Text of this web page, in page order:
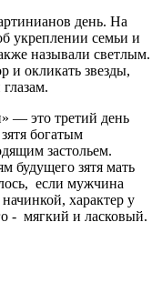
день. На
укреплении семьи и
называли светлым.
и окликать звезды,
— это третий день
богатым
застольем.
будущего зятя мать
если мужчина
характер у
- мягкий и ласковый.